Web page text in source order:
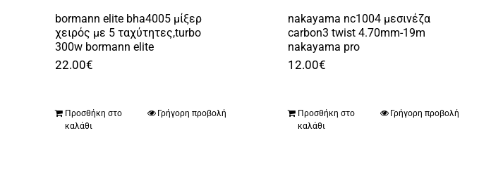
bormann elite bha4005 μίξερ
χειρός με 5 ταχύτητες,turbo
300w bormann elite
22.00€
Προσθήκη στο
καλάθι
Γρήγορη προβολή
nakayama nc1004 μεσινέζα
carbon3 twist 4.70mm-19m
nakayama pro
12.00€
Προσθήκη στο
καλάθι
Γρήγορη προβολή